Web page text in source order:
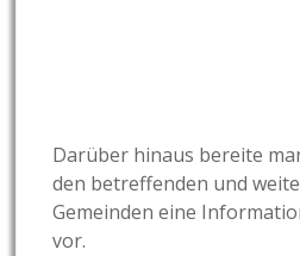
Darüber hinaus bereite
den betreffenden und
Gemeinden eine
vor.